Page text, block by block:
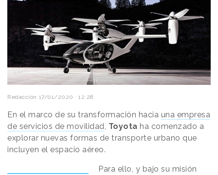
Redacción 17/01/2020 · 12:28
En el marco de su transformación hacia una empresa
de servicios de movilidad Toyota ha comenzado a
explorar nuevas formas de transporte urbano que
incluyen el espacio aéreo.
Para ello, y bajo su misión